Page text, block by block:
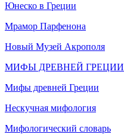
Юнеско в Греции
Мрамор Парфенона
Новый Музей Акрополя
МИФЫ ДРЕВНЕЙ ГРЕЦИИ
Мифы древней Греции
Нескучная мифология
Мифологический словарь